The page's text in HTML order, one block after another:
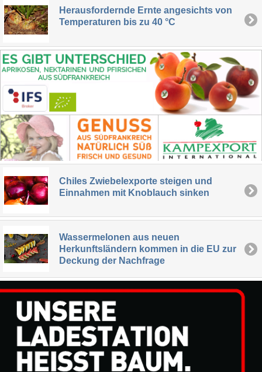
Herausfordernde Ernte angesichts von
Temperaturen bis zu 40 °C
Chiles Zwiebelexporte steigen und
Einnahmen mit Knoblauch sinken
Wassermelonen aus neuen
Herkunftsländern kommen in die EU zur
Deckung der Nachfrage